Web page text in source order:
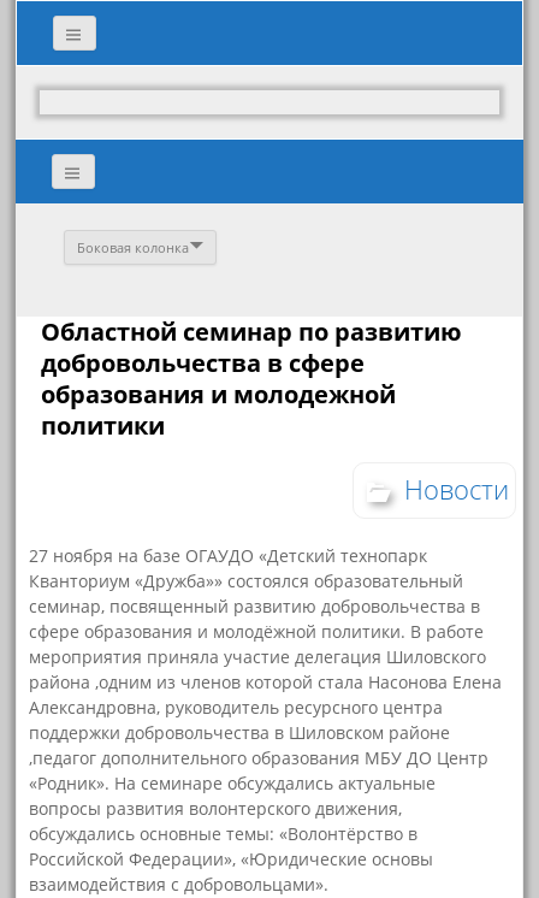
Боковая колонка
Областной семинар по развитию
добровольчества в сфере
образования и молодежной
политики
Новости
27 ноября на базе ОГАУДО «Детский технопарк
Кванториум «Дружба»» состоялся образовательный
семинар, посвященный развитию добровольчества в
сфере образования и молодёжной политики. В работе
мероприятия приняла участие делегация Шиловского
района ,одним из членов которой стала Насонова Елена
Александровна, руководитель ресурсного центра
поддержки добровольчества в Шиловском районе
,педагог дополнительного образования МБУ ДО Центр
«Родник». На семинаре обсуждались актуальные
вопросы развития волонтерского движения,
обсуждались основные темы: «Волонтёрство в
Российской Федерации», «Юридические основы
взаимодействия с добровольцами».